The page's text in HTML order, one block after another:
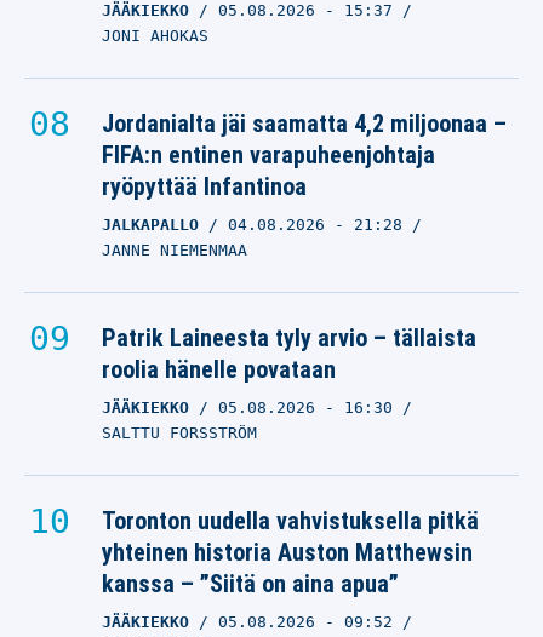
JÄÄKIEKKO 05.08.2026 - 15:37
JONI AHOKAS
Jordanialta jäi saamatta 4,2 miljoonaa –
FIFA:n entinen varapuheenjohtaja
ryöpyttää Infantinoa
JALKAPALLO 04.08.2026 - 21:28
JANNE NIEMENMAA
Patrik Laineesta tyly arvio – tällaista
roolia hänelle povataan
JÄÄKIEKKO 05.08.2026 - 16:30
SALTTU FORSSTRÖM
Toronton uudella vahvistuksella pitkä
yhteinen historia Auston Matthewsin
kanssa – ”Siitä on aina apua”
JÄÄKIEKKO 05.08.2026 - 09:52